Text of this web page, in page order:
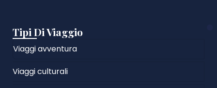
Tipi Di Viaggio
Viaggi avventura
Viaggi culturali